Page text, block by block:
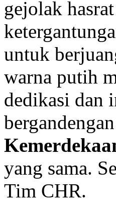
gejolak
untuk
warna putih
dedikasi dan
yang sama.
Tim CHR.